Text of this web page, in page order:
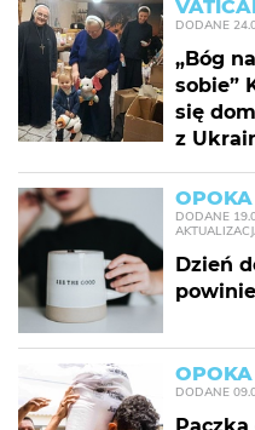
DODANE
„Bóg
sobie”
się
z
DODANE
Dzień
DODANE